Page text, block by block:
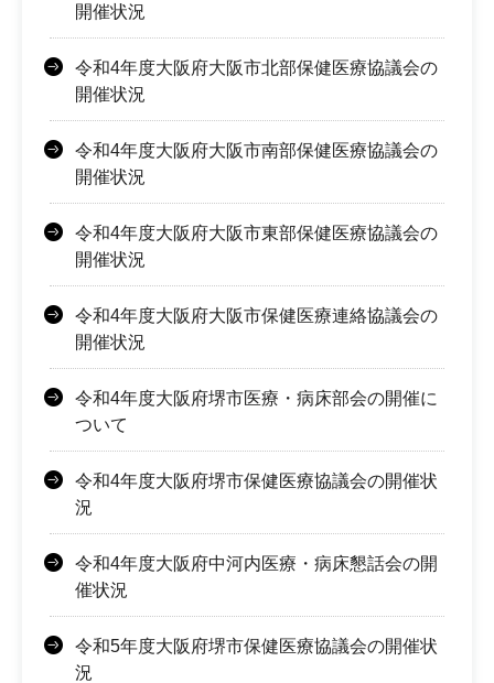
開催状況
令和4年度大阪府大阪市北部保健医療協議会の
開催状況
令和4年度大阪府大阪市南部保健医療協議会の
開催状況
令和4年度大阪府大阪市東部保健医療協議会の
開催状況
令和4年度大阪府大阪市保健医療連絡協議会の
開催状況
令和4年度大阪府堺市医療・病床部会の開催に
ついて
令和4年度大阪府堺市保健医療協議会の開催状
況
令和4年度大阪府中河内医療・病床懇話会の開
催状況
令和5年度大阪府堺市保健医療協議会の開催状
況